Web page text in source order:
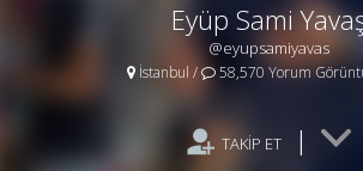
Eyüp Sami
@eyupsamiyavas
İstanbul / 58,570 Yorum
TAKİP ET |